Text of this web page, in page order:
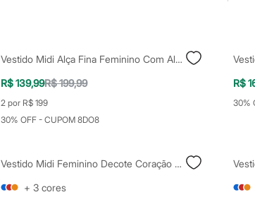
Vestido Midi Alça Fina Feminino Com Algodão Decote Coração Bege
R$ 139,99R$ 199,99
2 por R$ 199
30% OFF - CUPOM 8DO8
R$
30%
Vestido Midi Feminino Decote Coração Com Fenda Bege
+ 3 cores